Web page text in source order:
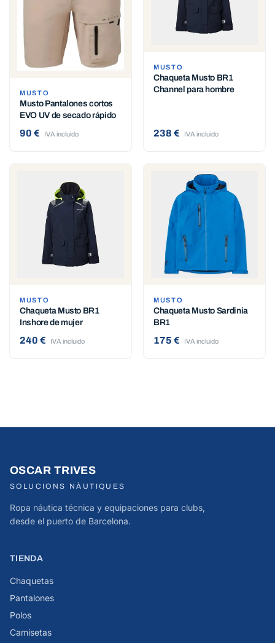
MUSTO
Musto Pantalones cortos
EVO UV de secado rápido
90 € IVA incluido
MUSTO
Chaqueta Musto BR1
Channel para hombre
238 € IVA incluido
MUSTO
Chaqueta Musto BR1
Inshore de mujer
240 € IVA incluido
MUSTO
Chaqueta Musto Sardinia
BR1
175 € IVA incluido
OSCAR TRIVES
SOLUCIONS NÀUTIQUES
Ropa náutica técnica y equipaciones para clubs,
desde el puerto de Barcelona.
TIENDA
Chaquetas
Pantalones
Polos
Camisetas